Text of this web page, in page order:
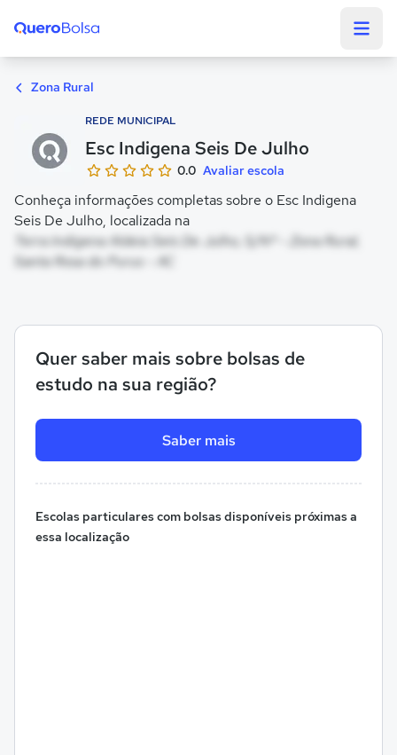
Zona Rural
REDE MUNICIPAL
Esc Indigena Seis De Julho
0.0 Avaliar escola
Conheça informações completas sobre o Esc Indigena
Seis De Julho, localizada na
Terra Indigena Aldeia Seis De Julho, S/Nº - Zona Rural,
Santa Rosa do Purus - AC
Quer saber mais sobre bolsas de
estudo na sua região?
Saber mais
Escolas particulares com bolsas disponíveis próximas a
essa localização